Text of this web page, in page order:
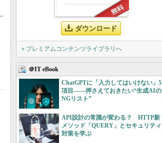
ダウンロード
» プレミアムコンテンツライブラリへ
＠IT eBook
ChatGPTに「入力してはいけない」5
項目――押さえておきたい“生成AIの
NGリスト”
API設計の常識が変わる？ HTTP新
メソッド「QUERY」とセキュリティ
対策を学ぶ